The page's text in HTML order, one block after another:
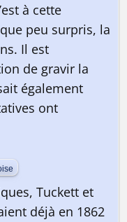
à cette
peu surpris, la
Il est
de gravir la
également
ont
Tuckett et
déjà en 1862